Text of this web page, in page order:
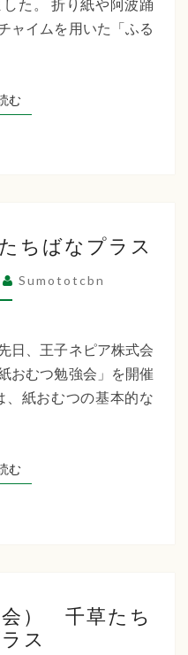
た。 折り紙や阿波踊
ャイムを用いた「ふる
むもっと読む
ちばなプラス
Sumototcbn
日、王子ネピア株式会
おむつ勉強会」を開催
、紙おむつの基本的な
むもっと読む
会） 千草たち
ス